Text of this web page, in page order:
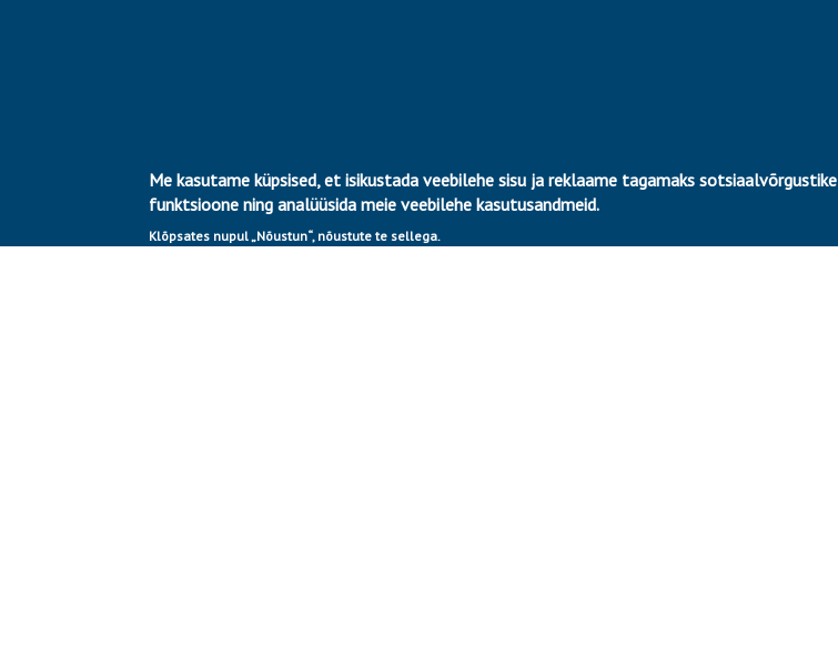
Me kasutame küpsised, et isikustada veebilehe sisu ja reklaame tagamaks sotsiaalvõrgustike
funktsioone ning analüüsida meie veebilehe kasutusandmeid.
Klõpsates nupul „Nõustun“, nõustute te sellega.